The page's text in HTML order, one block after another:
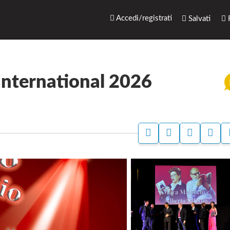
Accedi/registrati Salvati
2026
C
E
I
P
E
R
C
E
D
I
P
E
R
N
T
M
P
A
E
N